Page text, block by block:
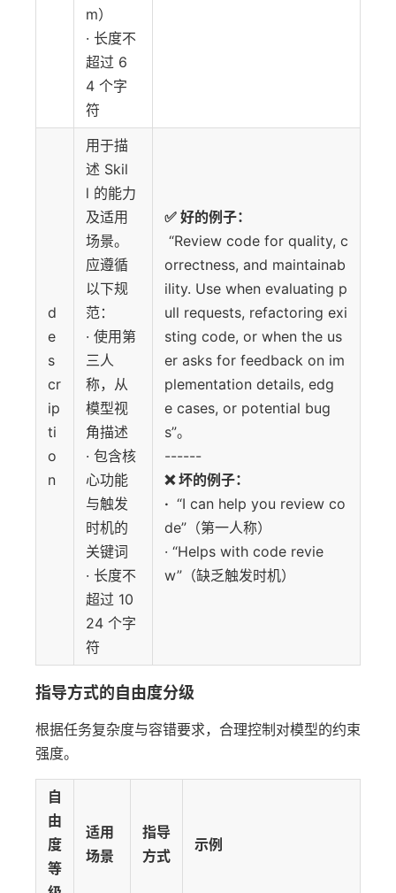
m）
· 长度不
超过 6
4 个字
符
d
e
s
cr
ip
ti
o
n
用于描
述 Skil
l 的能力
及适用
场景。
应遵循
以下规
范：
· 使用第
三人
称，从
模型视
角描述
· 包含核
心功能
与触发
时机的
关键词
· 长度不
超过 10
24 个字
符
✅ 好的例子：
“Review code for quality, c
orrectness, and maintainab
ility. Use when evaluating p
ull requests, refactoring exi
sting code, or when the us
er asks for feedback on im
plementation details, edg
e cases, or potential bug
s”。
------
❌ 坏的例子：
· “I can help you review co
de”（第一人称）
· “Helps with code revie
w”（缺乏触发时机）
指导方式的自由度分级
根据任务复杂度与容错要求，合理控制对模型的约束
强度。
自
由
度
等
适用
场景
指导
方式
示例